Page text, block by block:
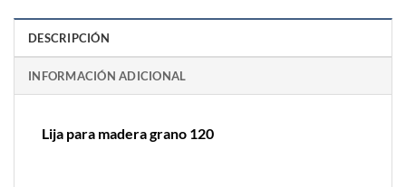
DESCRIPCIÓN
INFORMACIÓN ADICIONAL
Lija para madera grano 120